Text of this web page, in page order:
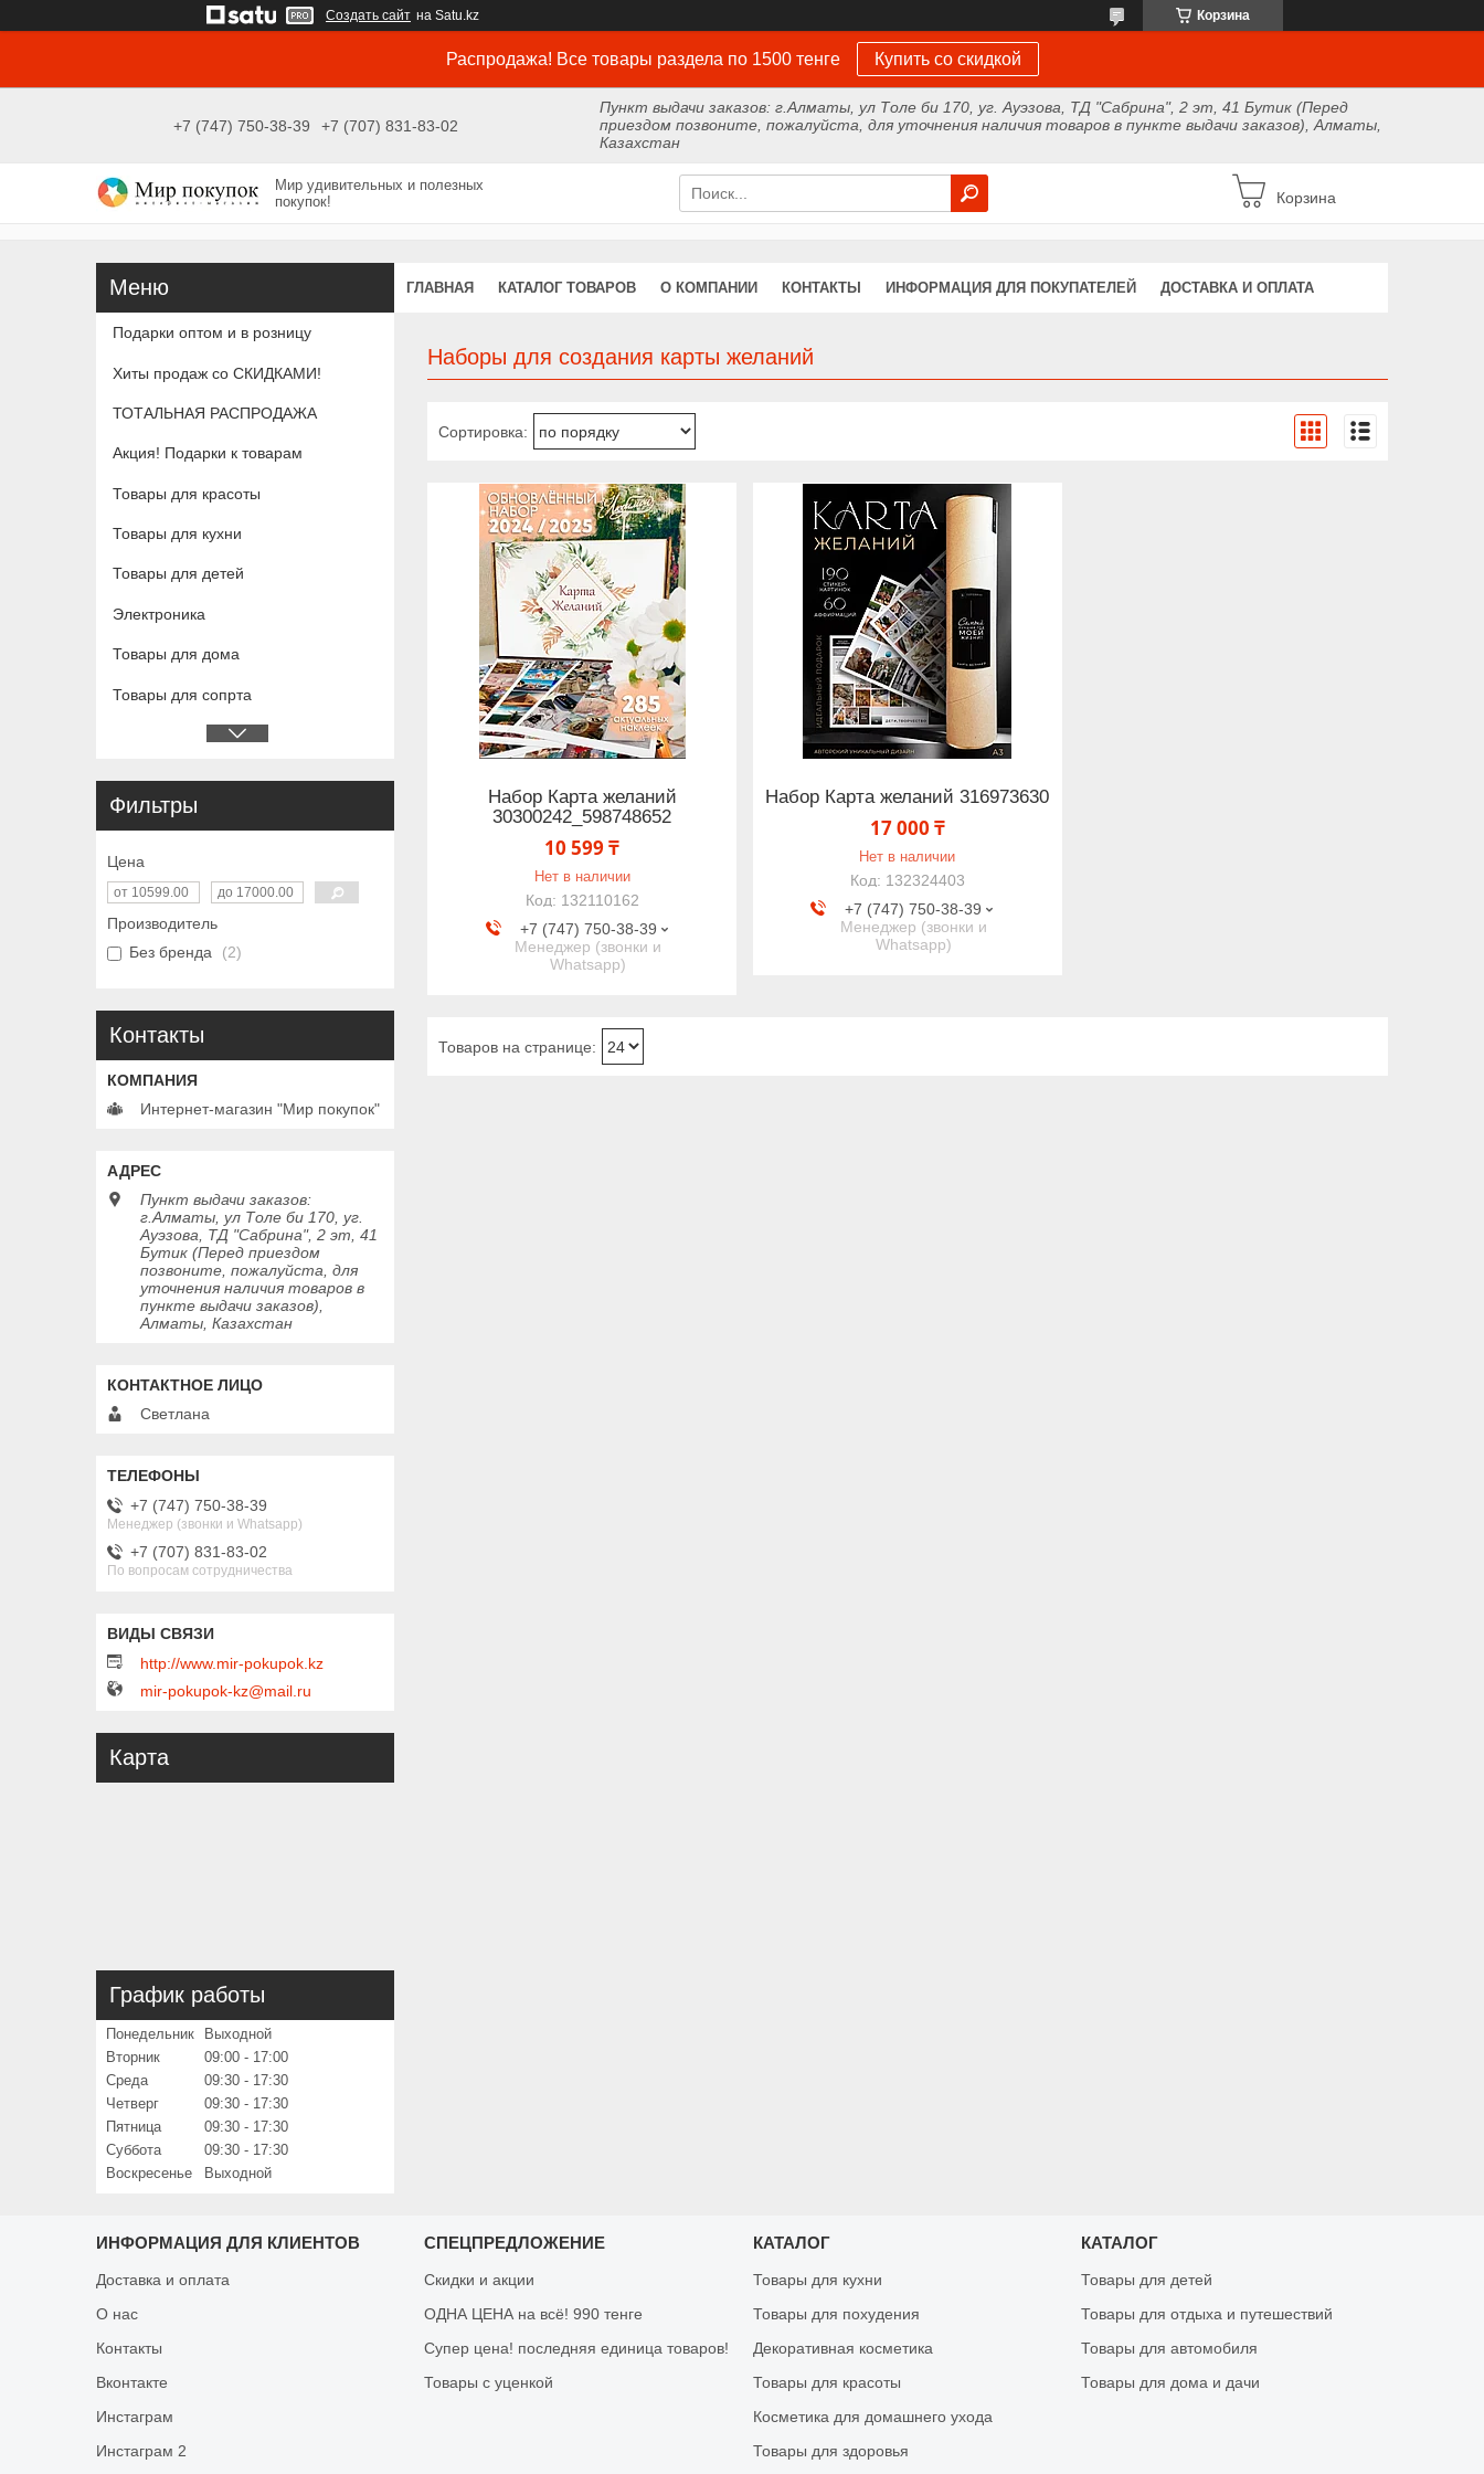
Создать сайт на Satu.kz Корзина
Распродажа! Все товары раздела по 1500 тенге Купить со скидкой
+7 (747) 750-38-39 +7 (707) 831-83-02
Пункт выдачи заказов: г.Алматы, ул Толе би 170, уг. Ауэзова, ТД "Сабрина", 2 эт, 41 Бутик (Перед
приездом позвоните, пожалуйста, для уточнения наличия товаров в пункте выдачи заказов), Алматы,
Казахстан
Мир удивительных и полезных
покупок!
Корзина
ГЛАВНАЯ КАТАЛОГ ТОВАРОВ О КОМПАНИИ КОНТАКТЫ ИНФОРМАЦИЯ ДЛЯ ПОКУПАТЕЛЕЙ ДОСТАВКА И ОПЛАТА
Наборы для создания карты желаний
Набор Карта желаний
30300242_598748652
10 599 ₸
Нет в наличии
132110162
+7 (747) 750-38-39
Менеджер (звонки и
Whatsapp)
Набор Карта желаний 316973630
17 000 ₸
Нет в наличии
132324403
+7 (747) 750-38-39
Менеджер (звонки и
Whatsapp)
Подарки оптом и в розницу
Хиты продаж со СКИДКАМИ!
ТОТАЛЬНАЯ РАСПРОДАЖА
Акция! Подарки к товарам
Товары для красоты
Товары для кухни
Товары для детей
Электроника
Товары для дома
Товары для сопрта
Фильтры
Цена
Производитель
Без бренда
2
Контакты
Интернет-магазин "Мир покупок"
Пункт выдачи заказов:
г.Алматы, ул Толе би 170, уг.
Ауэзова, ТД "Сабрина", 2 эт, 41
Бутик (Перед приездом
позвоните, пожалуйста, для
уточнения наличия товаров в
пункте выдачи заказов),
Алматы, Казахстан
Светлана
+7 (747) 750-38-39
Менеджер (звонки и Whatsapp)
+7 (707) 831-83-02
По вопросам сотрудничества
http://www.mir-pokupok.kz
mir-pokupok-kz@mail.ru
Карта
График работы
Понедельник
Выходной
Вторник
09:00
17:00
Среда
09:30
17:30
Четверг
09:30
17:30
Пятница
09:30
17:30
Суббота
09:30
17:30
Воскресенье
Выходной
ИНФОРМАЦИЯ ДЛЯ КЛИЕНТОВ
Доставка и оплата
О нас
Контакты
Вконтакте
Инстаграм
Инстаграм 2
СПЕЦПРЕДЛОЖЕНИЕ
Скидки и акции
ОДНА ЦЕНА на всё! 990 тенге
Супер цена! последняя единица товаров!
Товары с уценкой
КАТАЛОГ
Товары для кухни
Товары для похудения
Декоративная косметика
Товары для красоты
Косметика для домашнего ухода
Товары для здоровья
КАТАЛОГ
Товары для детей
Товары для отдыха и путешествий
Товары для автомобиля
Товары для дома и дачи